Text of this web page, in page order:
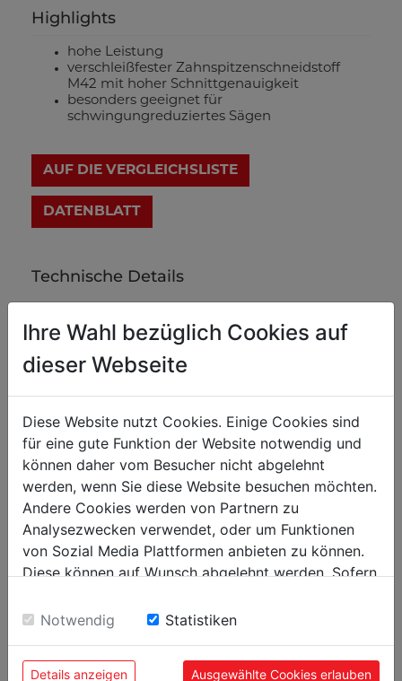
Highlights
hohe Leistung
verschleißfester Zahnspitzenschneidstoff
M42 mit hoher Schnittgenauigkeit
besonders geeignet für
schwingungreduziertes Sägen
AUF DIE VERGLEICHSLISTE
DATENBLATT
Technische Details
Gewicht
Bruttogewicht in kg
0.42
Versandmaße
Verpackungsbreite in mm 500
Verpackungslänge in mm
Verpackungshöhe in mm 100
Ihre Wahl bezüglich Cookies auf
dieser Webseite
Diese Website nutzt Cookies. Einige Cookies sind
für eine gute Funktion der Website notwendig und
können daher vom Besucher nicht abgelehnt
werden, wenn Sie diese Website besuchen möchten.
Andere Cookies werden von Partnern zu
Analysezwecken verwendet, oder um Funktionen
von Sozial Media Plattformen anbieten zu können.
Diese können auf Wunsch abgelehnt werden. Sofern
Einwilligung zu unseren Cookies.
Notwendig Statistiken
Details anzeigen Ausgewählte Cookies erlauben